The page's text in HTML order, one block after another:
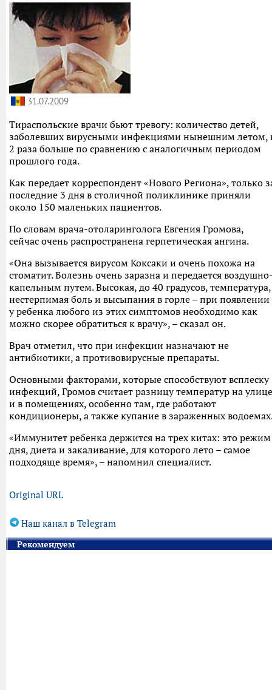
31.07.2009
Тираспольские врачи бьют тревогу: количество детей,
заболевших вирусными инфекциями нынешним летом,
2 раза больше по сравнению с аналогичным периодом
прошлого года.
Как передает корреспондент «Нового Региона», только
последние 3 дня в столичной поликлинике приняли
около 150 маленьких пациентов.
По словам врача-отоларинголога Евгения Громова,
сейчас очень распространена герпетическая ангина.
«Она вызывается вирусом Коксаки и очень похожа на
стоматит. Болезнь очень заразна и передается
капельным путем. Высокая, до 40 градусов, температура,
нестерпимая боль и высыпания в горле – при появлении
у ребенка любого из этих симптомов необходимо как
можно скорее обратиться к врачу», – сказал он.
Врач отметил, что при инфекции назначают не
антибиотики, а противовирусные препараты.
Основными факторами, которые способствуют всплеску
инфекций, Громов считает разницу температур на улице
и в помещениях, особенно там, где работают
кондиционеры, а также купание в зараженных
«Иммунитет ребенка держится на трех китах: это режим
дня, диета и закаливание, для которого лето – самое
подходяще время», – напомнил специалист.
Original URL
Наш канал в Telegram
Рекомендуем